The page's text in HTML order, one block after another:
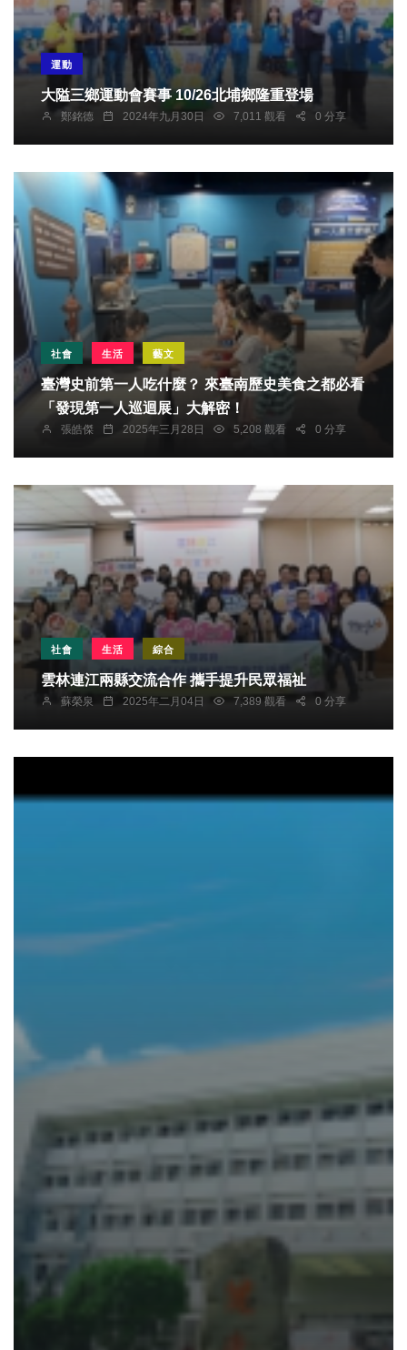
運動
大隘三鄉運動會賽事 10/26北埔鄉隆重登場
鄭銘德 2024年九月30日 7,011 觀看 0 分享
社會 生活 藝文
臺灣史前第一人吃什麼？ 來臺南歷史美食之都必看
「發現第一人巡迴展」大解密！
張皓傑 2025年三月28日 5,208 觀看 0 分享
社會 生活 綜合
雲林連江兩縣交流合作 攜手提升民眾福祉
蘇榮泉 2025年二月04日 7,389 觀看 0 分享